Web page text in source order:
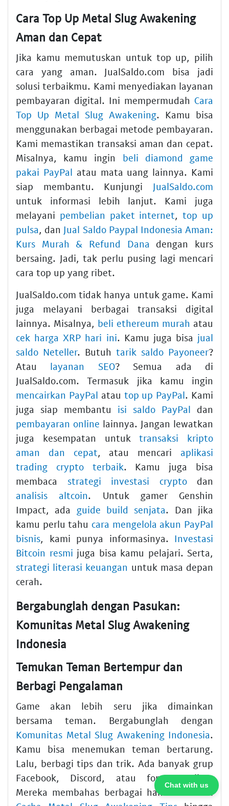
Cara Top Up Metal Slug Awakening
Aman dan Cepat
Jika kamu memutuskan untuk top up, pilih
cara yang aman. JualSaldo.com bisa jadi
solusi terbaikmu. Kami menyediakan layanan
pembayaran digital. Ini mempermudah Cara
Top Up Metal Slug Awakening. Kamu bisa
menggunakan berbagai metode pembayaran.
Kami memastikan transaksi aman dan cepat.
Misalnya, kamu ingin beli diamond game
pakai PayPal atau mata uang lainnya. Kami
siap membantu. Kunjungi JualSaldo.com
untuk informasi lebih lanjut. Kami juga
melayani pembelian paket internet,top up
pulsa, dan Jual Saldo Paypal Indonesia Aman:
Kurs Murah & Refund Dana dengan kurs
bersaing. Jadi, tak perlu pusing lagi mencari
cara top up yang ribet.
JualSaldo.com tidak hanya untuk game. Kami
juga melayani berbagai transaksi digital
lainnya. Misalnya, beli ethereum murah atau
cek harga XRP hari ini. Kamu juga bisa jual
saldo Neteller. Butuh tarik saldo Payoneer?
Atau layanan SEO? Semua ada di
JualSaldo.com. Termasuk jika kamu ingin
mencairkan PayPal atau top up PayPal. Kami
juga siap membantu isi saldo PayPal dan
pembayaran online lainnya. Jangan lewatkan
juga kesempatan untuktransaksi kripto
aman dan cepat, atau mencari aplikasi
trading crypto terbaik. Kamu juga bisa
membaca strategi investasi cryptodan
analisis altcoin. Untuk gamer Genshin
Impact, ada guide build senjata. Dan jika
kamu perlu tahu cara mengelola akun PayPal
bisnis, kami punya informasinya. Investasi
Bitcoin resmi juga bisa kamu pelajari. Serta,
strategi literasi keuangan untuk masa depan
cerah.
Bergabunglah dengan Pasukan:
Komunitas Metal Slug Awakening
Indonesia
Temukan Teman Bertempur dan
Berbagi Pengalaman
Game akan lebih seru jika dimainkan
bersama teman. Bergabunglah dengan
Komunitas Metal Slug Awakening Indonesia.
Kamu bisa menemukan teman bertarung.
Lalu, berbagi tips dan trik. Ada banyak grup
Facebook, Discord, atau forum online.
Mereka membahas berbagai hal. Mulai dari
Chat with us